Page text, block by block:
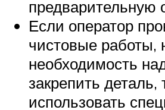
предварительную
Если оператор
чистовые работы,
необходимость
закрепить
использовать